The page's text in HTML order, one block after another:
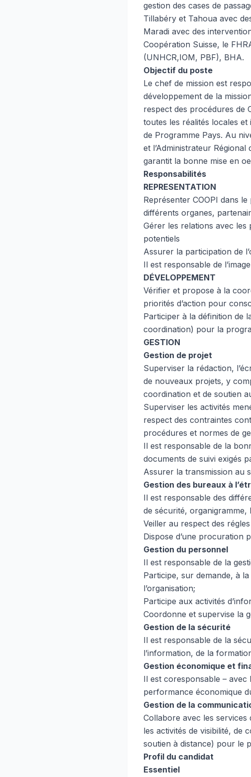
gestion des cases de
Tillabéry et Tahoua avec
Maradi avec des
Coopération Suisse, le
(UNHCR,IOM, PBF), BHA.
Objectif du poste
Le chef de mission est
développement de la
respect des procédures de
toutes les réalités locales
de Programme Pays. Au
et l’Administrateur
garantit la bonne mise en
Responsabilités
REPRESENTATION
Représenter COOPI dans
différents organes,
Gérer les relations avec
potentiels
Assurer la participation de
Il est responsable de
DÉVELOPPEMENT
Vérifier et propose à la
priorités d’action pour
Participer à la définition de
coordination) pour la
GESTION
Gestion de projet
Superviser la rédaction,
de nouveaux projets, y
coordination et de soutien
Superviser les activités
respect des contraintes
procédures et normes de
Il est responsable de la
documents de suivi exigés
Assurer la transmission au
Gestion des bureaux à
Il est responsable des
de sécurité, organigramme,
Veiller au respect des
Dispose d’une procuration
Gestion du personnel
Il est responsable de la
Participe, sur demande, à
l’organisation;
Participe aux activités
Coordonne et supervise la
Gestion de la sécurité
Il est responsable de la
l’information, de la
Gestion économique et
Il est coresponsable – avec
performance économique
Gestion de la
Collabore avec les
les activités de visibilité, de
soutien à distance) pour le
Profil du candidat
Essentiel